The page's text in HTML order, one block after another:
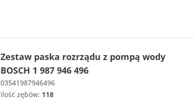
Zestaw paska rozrządu z pompą wody
BOSCH 1 987 946 496
03541987946496
Ilość zębów: 118